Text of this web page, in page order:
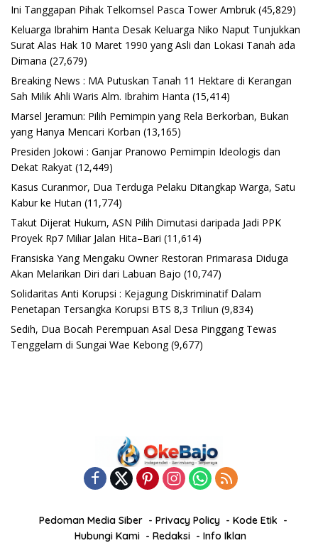
Ini Tanggapan Pihak Telkomsel Pasca Tower Ambruk (45,829)
Keluarga Ibrahim Hanta Desak Keluarga Niko Naput Tunjukkan
Surat Alas Hak 10 Maret 1990 yang Asli dan Lokasi Tanah ada
Dimana (27,679)
Breaking News : MA Putuskan Tanah 11 Hektare di Kerangan
Sah Milik Ahli Waris Alm. Ibrahim Hanta (15,414)
Marsel Jeramun: Pilih Pemimpin yang Rela Berkorban, Bukan
yang Hanya Mencari Korban (13,165)
Presiden Jokowi : Ganjar Pranowo Pemimpin Ideologis dan
Dekat Rakyat (12,449)
Kasus Curanmor, Dua Terduga Pelaku Ditangkap Warga, Satu
Kabur ke Hutan (11,774)
Takut Dijerat Hukum, ASN Pilih Dimutasi daripada Jadi PPK
Proyek Rp7 Miliar Jalan Hita–Bari (11,614)
Fransiska Yang Mengaku Owner Restoran Primarasa Diduga
Akan Melarikan Diri dari Labuan Bajo (10,747)
Solidaritas Anti Korupsi : Kejagung Diskriminatif Dalam
Penetapan Tersangka Korupsi BTS 8,3 Triliun (9,834)
Sedih, Dua Bocah Perempuan Asal Desa Pinggang Tewas
Tenggelam di Sungai Wae Kebong (9,677)
Pedoman Media Siber Privacy Policy
Kode Etik
Hubungi Kami
Redaksi Info Iklan